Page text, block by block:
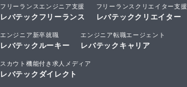
フリーランスエンジニア支援
レバテックフリーランス
フリーランスクリエイター支援
レバテッククリエイター
エンジニア新卒就職
レバテックルーキー
エンジニア転職エージェント
レバテックキャリア
スカウト機能付き求人メディア
レバテックダイレクト